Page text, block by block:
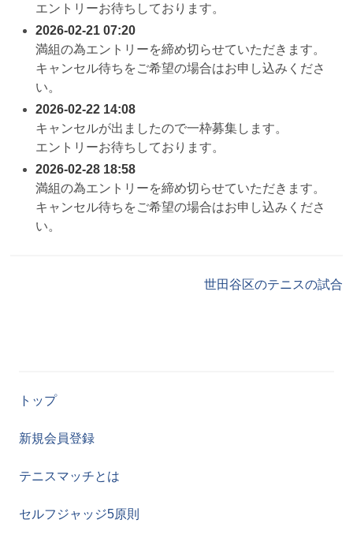
エントリーお待ちしております。
2026-02-21 07:20
満組の為エントリーを締め切らせていただきます。
キャンセル待ちをご希望の場合はお申し込みくださ
い。
2026-02-22 14:08
キャンセルが出ましたので一枠募集します。
エントリーお待ちしております。
2026-02-28 18:58
満組の為エントリーを締め切らせていただきます。
キャンセル待ちをご希望の場合はお申し込みくださ
い。
世田谷区のテニスの試合
トップ
新規会員登録
テニスマッチとは
セルフジャッジ5原則